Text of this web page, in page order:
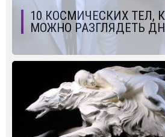
10 КОСМИЧЕСКИХ ТЕЛ,
МОЖНО РАЗГЛЯДЕТЬ